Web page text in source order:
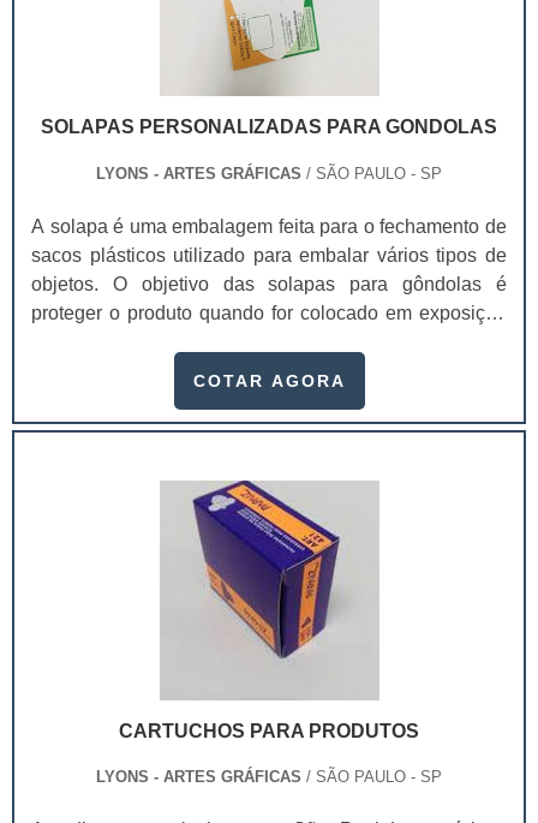
SOLAPAS PERSONALIZADAS PARA GONDOLAS
LYONS - ARTES GRÁFICAS / SÃO PAULO - SP
A solapa é uma embalagem feita para o fechamento de
sacos plásticos utilizado para embalar vários tipos de
objetos. O objetivo das solapas para gôndolas é
proteger o produto quando for colocado em exposição
personalizadas para gôndolas no saco plástico pode
especiais para lacre. Além disso, é uma excelente
divulgação de preços especiais e características dos
produtos.A solapa para gôndolas são muito usadas
para produtos pequenos de peso baixo, onde precisam
conter pouca informação sobre seu fabricante ou
distribuidor. As solapas personalizadas são
principalmente usada
em:Lembrancinhas;Componentes elétricos;Acessórios
geralmente em locais como supermercados, por
COTAR AGORA
CARTUCHOS PARA PRODUTOS
LYONS - ARTES GRÁFICAS / SÃO PAULO - SP